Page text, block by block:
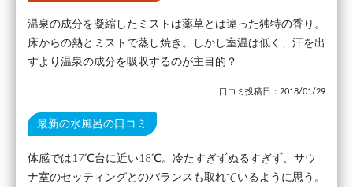
温泉の成分を凝縮したミストは薬草とは違った独特の香り。
床からの熱とミストで蒸し焼き。しかし室温は低く、汗を出
すより温泉の成分を吸収するのが主目的？
口コミ投稿日：2018/01/29
最新の水風呂の口コミ
体感では17℃台に近い18℃。冷たすぎずぬるすぎず、サウ
ナ室のセッティングとのバランスも取れているように思う。